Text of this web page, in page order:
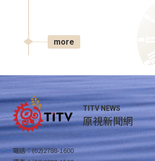
more
TITV NEWS
原視新聞網
電話：(02)2788-1600